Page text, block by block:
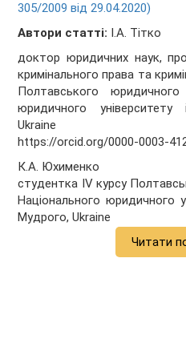
305/2009 від 29.04.2020)
Автори статті: І.А. Тітко
доктор юридичних наук,
кримінального права та
Полтавського юридичного
юридичного
Ukraine
https://orcid.org/0000-0003-
К.А. Юхименко
студентка IV курсу
Національного юридичного
Мудрого, Ukraine
Читати